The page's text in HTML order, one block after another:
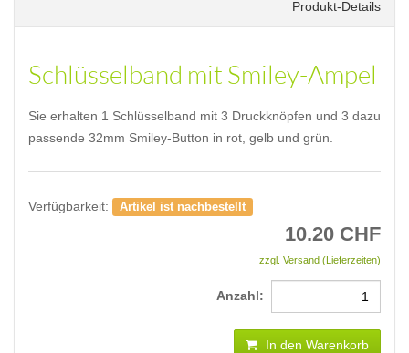
Produkt-Details
Schlüsselband mit Smiley-Ampel
Sie erhalten 1 Schlüsselband mit 3 Druckknöpfen und 3 dazu
passende 32mm Smiley-Button in rot, gelb und grün.
Verfügbarkeit: Artikel ist nachbestellt
10.20 CHF
zzgl. Versand (Lieferzeiten)
Anzahl:
In den Warenkorb